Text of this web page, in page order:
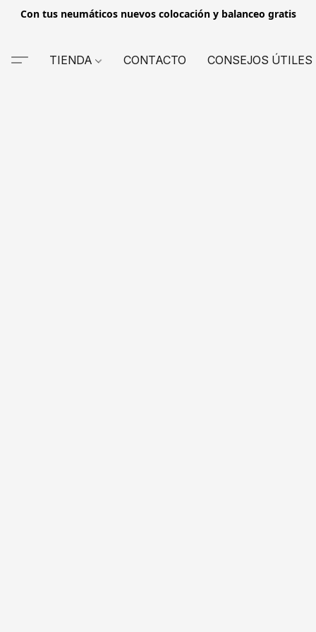
Con tus neumáticos nuevos colocación y balanceo gratis
TIENDA CONTACTO CONSEJOS ÚTILES